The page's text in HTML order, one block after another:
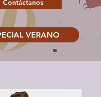
Contáctanos
VERANO